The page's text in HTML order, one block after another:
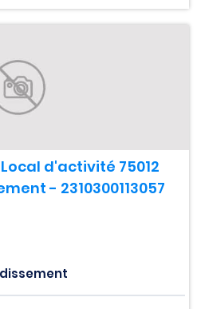
d'activité 75012
- 2310300113057